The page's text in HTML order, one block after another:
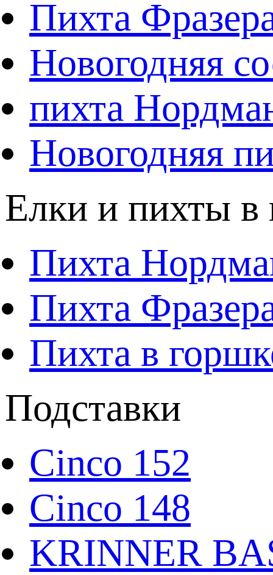
Пихта
Новогодняя
пихта
Новогодняя
Елки и пихты в
Пихта
Пихта
Пихта в
Подставки
Cinco 152
Cinco 148
KRINNER